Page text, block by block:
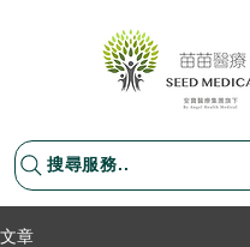
搜尋服務..
文章